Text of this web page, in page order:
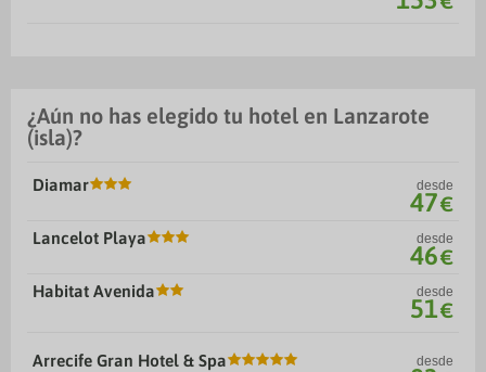
¿Aún no has elegido tu hotel en Lanzarote
(isla)?
Diamar desde
47€
Lancelot Playa desde
46€
Habitat Avenida desde
51€
Arrecife Gran Hotel & Spa desde